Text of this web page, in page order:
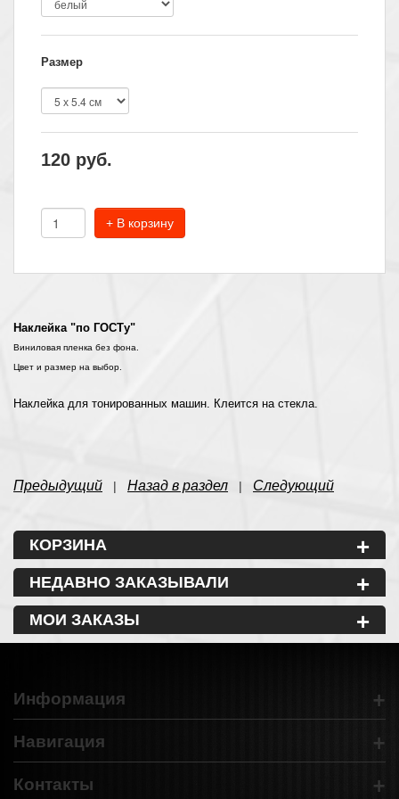
Размер
120 руб.
+ В корзину
Наклейка "по ГОСТу"
Виниловая пленка без фона.
Цвет и размер на выбор.
Наклейка для тонированных машин. Клеится на стекла.
Предыдущий | Назад в раздел | Следующий
КОРЗИНА +
НЕДАВНО ЗАКАЗЫВАЛИ +
МОИ ЗАКАЗЫ +
Информация +
Навигация +
Контакты +